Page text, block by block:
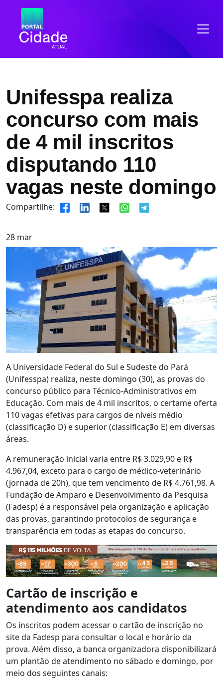
Unifesspa realiza
concurso com mais
de 4 mil inscritos
disputando 110
vagas neste domingo
Compartilhe:
28 mar
A Universidade Federal do Sul e Sudeste do Pará
(Unifesspa) realiza, neste domingo (30), as provas do
concurso público para Técnico-Administrativos em
Educação. Com mais de 4 mil inscritos, o certame oferta
110 vagas efetivas para cargos de níveis médio
(classificação D) e superior (classificação E) em diversas
áreas.
A remuneração inicial varia entre R$ 3.029,90 e R$
4.967,04, exceto para o cargo de médico-veterinário
(jornada de 20h), que tem vencimento de R$ 4.761,98. A
Fundação de Amparo e Desenvolvimento da Pesquisa
(Fadesp) é a responsável pela organização e aplicação
das provas, garantindo protocolos de segurança e
transparência em todas as etapas do concurso.
Cartão de inscrição e
atendimento aos candidatos
Os inscritos podem acessar o cartão de inscrição no
site da Fadesp para consultar o local e horário da
prova. Além disso, a banca organizadora disponibilizará
um plantão de atendimento no sábado e domingo, por
meio dos seguintes canais: